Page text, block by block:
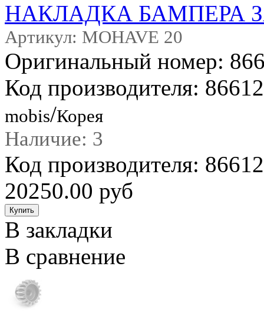
НАКЛАДКА БАМПЕРА
Артикул: MOHAVE 20
Оригинальный номер:
Код производителя:
mobis/Корея
Наличие: 3
Код производителя:
20250.00 руб
В закладки
В сравнение